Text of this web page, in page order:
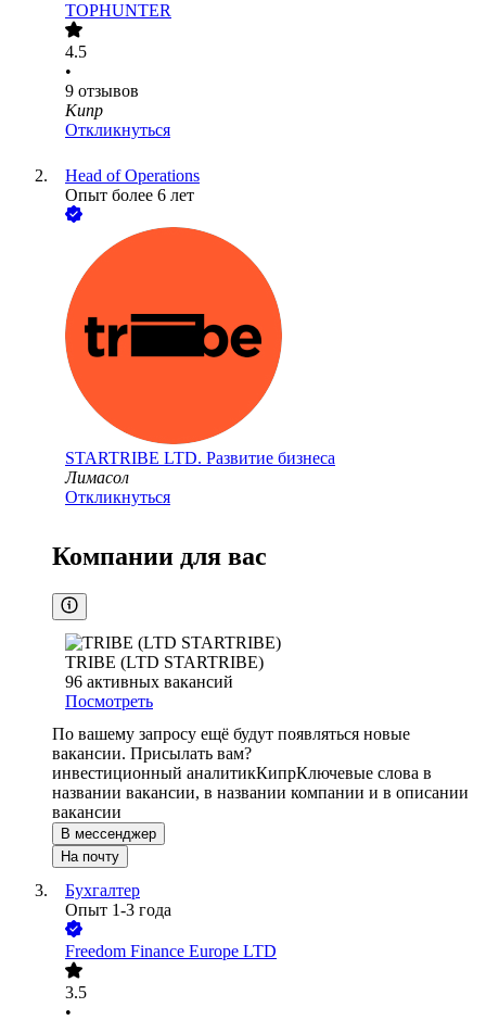
TOPHUNTER
4.5
•
9 отзывов
Кипр
Откликнуться
Head of Operations
Опыт более 6 лет
STARTRIBE LTD. Развитие бизнеса
Лимасол
Откликнуться
Компании для вас
TRIBE (LTD STARTRIBE)
96 активных вакансий
Посмотреть
По вашему запросу ещё будут появляться новые
вакансии. Присылать вам?
инвестиционный аналитикКипрКлючевые слова в
названии вакансии, в названии компании и в описании
вакансии
В мессенджер
На почту
Бухгалтер
Опыт 1-3 года
Freedom Finance Europe LTD
3.5
•